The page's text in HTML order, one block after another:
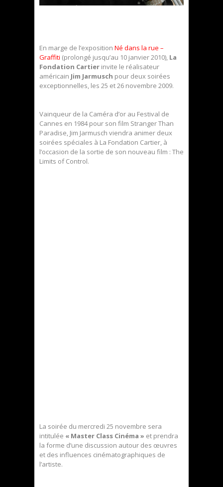
En marge de l’exposition Né dans la rue –
Graffiti (prolongé jusqu’au 10 janvier 2010), La
Fondation Cartier invite le réalisateur
américain Jim Jarmusch pour deux soirées
exceptionnelles, les 25 et 26 novembre 2009.
Vainqueur de la Caméra d’or au Festival de
Cannes en 1984 pour son film Stranger Than
Paradise, Jim Jarmusch viendra animer deux
soirées spéciales à La Fondation Cartier, à
l’occasion de la sortie de son nouveau film : The
Limits of Control.
La soirée du mercredi 25 novembre sera
intitulée « Master Class Cinéma » et prendra
la forme d’une discussion autour des œuvres
et des influences cinématographiques de
l’artiste.